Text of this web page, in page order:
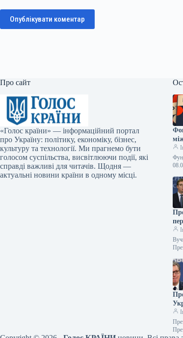
Опублікувати коментар
Про сайт
«Голос країни» — інформаційний портал
про Україну: політику, економіку, бізнес,
культуру та технології. Ми прагнемо бути
голосом суспільства, висвітлюючи події, які
справді важливі для читачів. Щодня —
актуальні новини країни в одному місці.